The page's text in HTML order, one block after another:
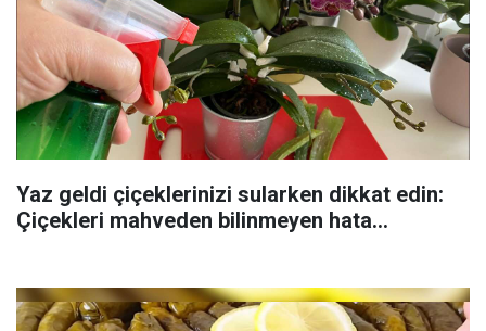
Yaz geldi çiçeklerinizi sularken dikkat edin:
Çiçekleri mahveden bilinmeyen hata...